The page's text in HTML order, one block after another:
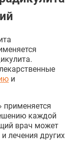
и
применяется
каждой
врач может
лечения других